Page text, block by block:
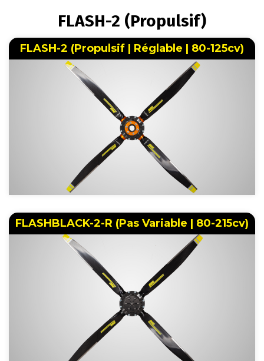
D'ARIANE
FLASH-2 (Propulsif)
FLASH-2 (Propulsif | Réglable | 80-125cv)
FLASHBLACK-2-R (Pas Variable | 80-215cv)